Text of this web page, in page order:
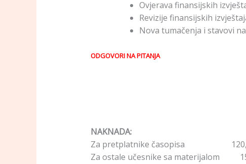
Ovjerava finansijskih
Revizije finansijskih
Nova tumačenja i stavovi
ODGOVORI NA PITANJA
NAKNADA:
Za pretplatnike časopisa
Za ostale učesnike sa materijalom